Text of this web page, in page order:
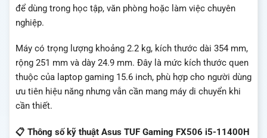
để dùng trong học tập, văn phòng hoặc làm việc chuyên
nghiệp.
Máy có trọng lượng khoảng 2.2 kg, kích thước dài 354 mm,
rộng 251 mm và dày 24.9 mm. Đây là mức kích thước quen
thuộc của laptop gaming 15.6 inch, phù hợp cho người dùng
ưu tiên hiệu năng nhưng vẫn cần mang máy di chuyển khi
cần thiết.
📋 Thông số kỹ thuật Asus TUF Gaming FX506 i5-11400H